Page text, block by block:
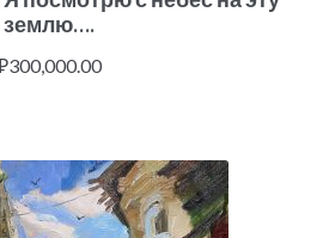
землю….
300,000.00